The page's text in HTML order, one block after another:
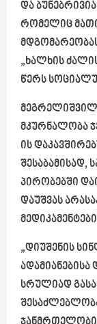
და
რომელიც
მდგომარეობას
„ხალხის
წერს
მკურნალობა
ის
შესაბამისად,
პირობებში
დაუშვას
„დიუშენის
სრულიად